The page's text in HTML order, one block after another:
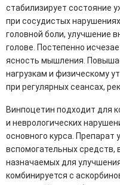
стабилизирует состояние
при сосудистых
головной боли, улучшение
голове. Постепенно
ясность мышления.
нагрузкам и физическому
при регулярных сеансах,
Винпоцетин подходит для
и неврологических
основного курса. Препарат
вспомогательных средств,
назначаемых для
комбинируется с